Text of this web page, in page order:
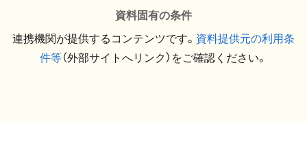
資料固有の条件
連携機関が提供するコンテンツです。 資料提供元の利用条
件等（外部サイトへリンク）をご確認ください。